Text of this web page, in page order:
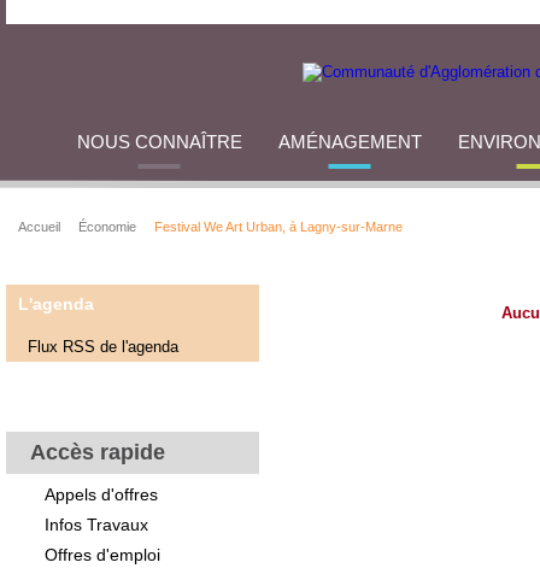
NOUS CONNAÎTRE AMÉNAGEMENT
Accueil Économie Festival We Art Urban, à Lagny-sur-Marne
L'agenda
Flux RSS de l'agenda
Accès rapide
Appels d'offres
Infos Travaux
Offres d'emploi